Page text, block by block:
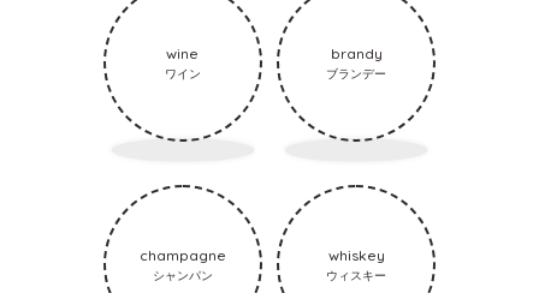
wine
ワイン
brandy
ブランデー
champagne
シャンパン
whiskey
ウィスキー